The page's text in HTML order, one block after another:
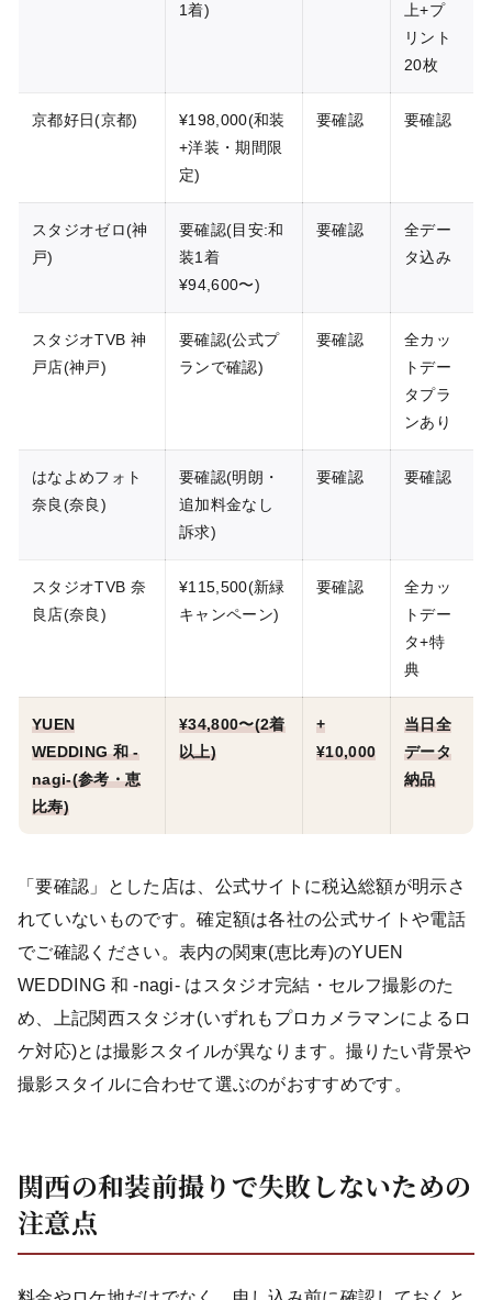
1着)
上+プ
リント
20枚
京都好日(京都)
¥198,000(和装
+洋装・期間限
定)
要確認 要確認
スタジオゼロ(神
戸)
要確認(目安:和
装1着
¥94,600〜)
要確認
全デー
タ込み
スタジオTVB 神
戸店(神戸)
要確認(公式プ
ランで確認)
要確認
全カッ
トデー
タプラ
ンあり
はなよめフォト
奈良(奈良)
要確認(明朗・
追加料金なし
訴求)
要確認 要確認
スタジオTVB 奈
良店(奈良)
¥115,500(新緑
キャンペーン)
要確認
全カッ
トデー
タ+特
典
YUEN
WEDDING 和 -
nagi-(参考・恵
比寿)
¥34,800〜(2着
以上)
+
¥10,000
当日全
データ
納品
「要確認」とした店は、公式サイトに税込総額が明示さ
れていないものです。確定額は各社の公式サイトや電話
でご確認ください。表内の関東(恵比寿)のYUEN
WEDDING 和 -nagi- はスタジオ完結・セルフ撮影のた
め、上記関西スタジオ(いずれもプロカメラマンによるロ
ケ対応)とは撮影スタイルが異なります。撮りたい背景や
撮影スタイルに合わせて選ぶのがおすすめです。
関西の和装前撮りで失敗しないための
注意点